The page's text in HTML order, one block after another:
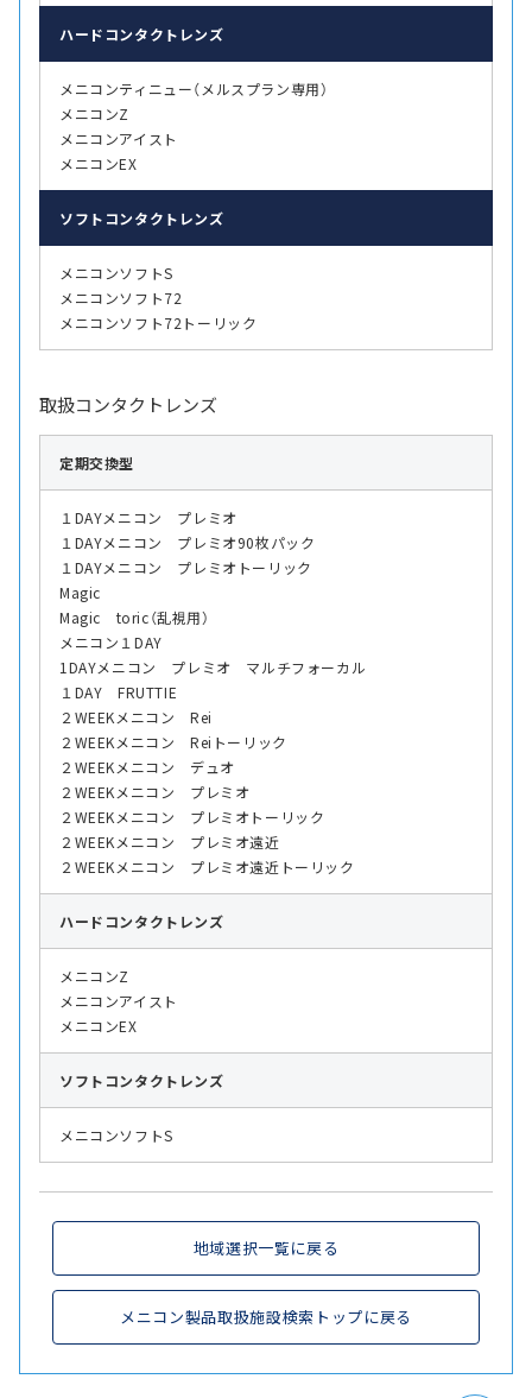
ハード コンタクトレンズ
メニコンティニュー（メルスプラン専用）
メニコンZ
メニコンアイスト
メニコンEX
ソフト コンタクトレンズ
メニコンソフトS
メニコンソフト72
メニコンソフト72トーリック
取扱コンタクトレンズ
定期交換型
１DAYメニコン プレミオ
１DAYメニコン プレミオ90枚パック
１DAYメニコン プレミオトーリック
Magic
Magic toric（乱視用）
メニコン１DAY
1DAYメニコン プレミオ マルチフォーカル
１DAY FRUTTIE
２WEEKメニコン Rei
２WEEKメニコン Reiトーリック
２WEEKメニコン デュオ
２WEEKメニコン プレミオ
２WEEKメニコン プレミオトーリック
２WEEKメニコン プレミオ遠近
２WEEKメニコン プレミオ遠近トーリック
ハード コンタクトレンズ
メニコンZ
メニコンアイスト
メニコンEX
ソフト コンタクトレンズ
メニコンソフトS
地域選択一覧に戻る
メニコン製品取扱施設検索トップに戻る